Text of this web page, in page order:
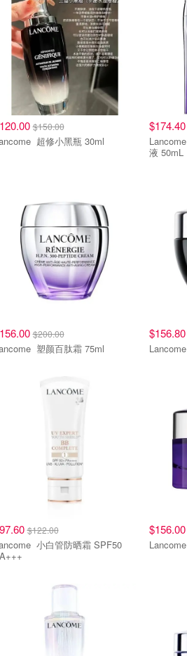
$150.00
Lancome 超修小黑瓶 30ml
$174.40
Lancome 新款H.C.F.三重抗老美容
液 50mL
$200.00
Lancome 塑颜百肽霜 75ml
$156.80
$122.00
小白管防晒霜 SPF50
$156.00